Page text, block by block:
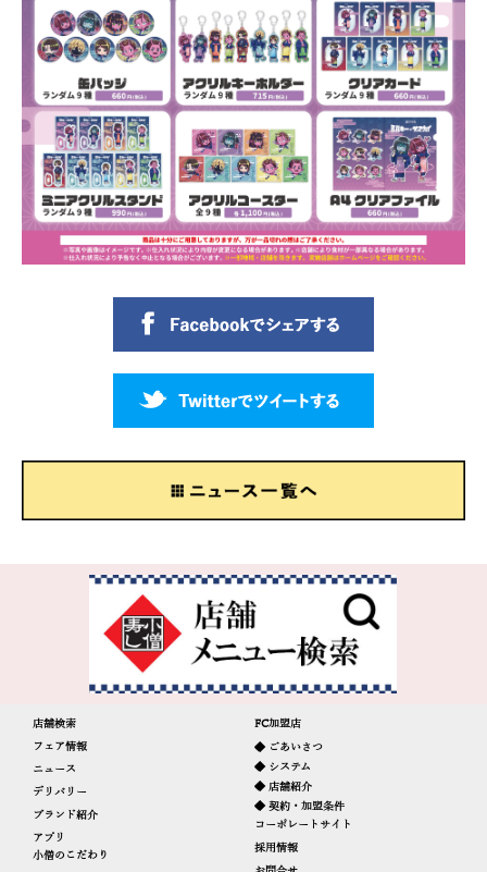
店舗検索
フェア情報
ニュース
デリバリー
ブランド紹介
アプリ
小僧のこだわり
FC加盟店
◆ ごあいさつ
◆ システム
◆ 店舗紹介
◆ 契約・加盟条件
コーポレートサイト
採用情報